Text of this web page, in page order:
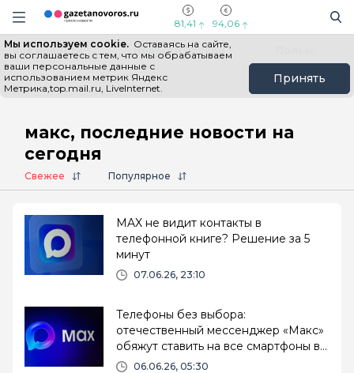
Информационный портал "ГазетаНоворос.ру"
Навигация сайта
81,41 94,06
Мы используем cookie. Оставаясь на сайте,
вы соглашаетесь с тем, что мы обрабатываем
ваши персональные данные с
использованием метрик Яндекс
Метрика,top.mail.ru, LiveInternet.
Принять
Все новости Новости России
Главная # макс
макс, последние новости на
сегодня
Свежее Популярное
MAX не видит контакты в
телефонной книге? Решение за 5
минут
07.06.26, 23:10
Телефоны без выбора:
отечественный мессенджер «Макс»
обяжут ставить на все смартфоны в
России
06.06.26, 05:30